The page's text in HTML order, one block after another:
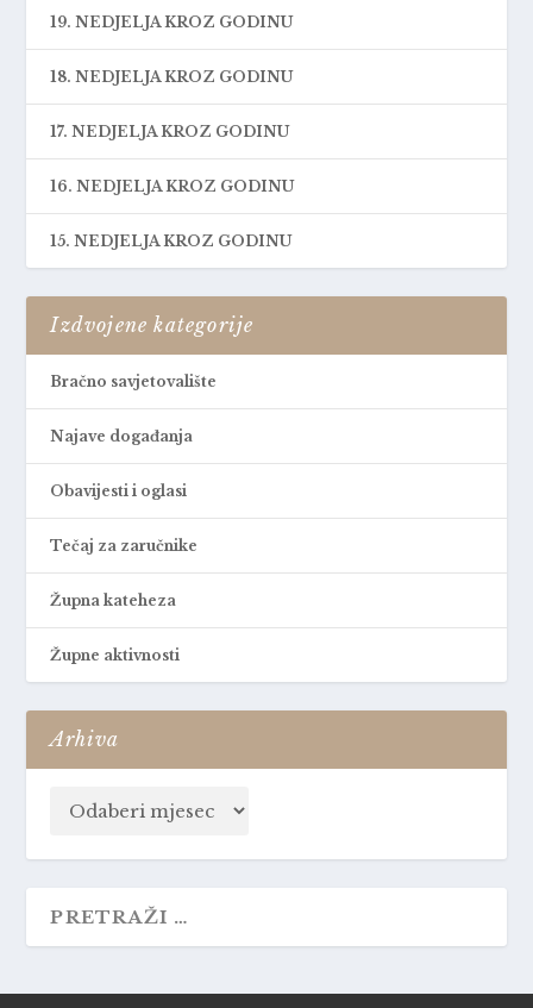
19. NEDJELJA KROZ GODINU
18. NEDJELJA KROZ GODINU
17. NEDJELJA KROZ GODINU
16. NEDJELJA KROZ GODINU
15. NEDJELJA KROZ GODINU
Izdvojene kategorije
Bračno savjetovalište
Najave događanja
Obavijesti i oglasi
Tečaj za zaručnike
Župna kateheza
Župne aktivnosti
Arhiva